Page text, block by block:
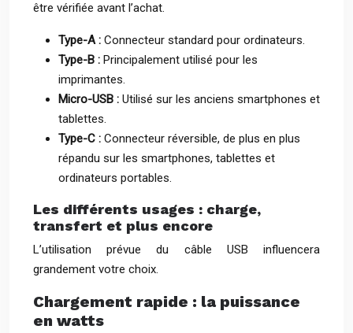
être vérifiée avant l’achat.
Type-A : Connecteur standard pour ordinateurs.
Type-B : Principalement utilisé pour les
imprimantes.
Micro-USB : Utilisé sur les anciens smartphones et
tablettes.
Type-C : Connecteur réversible, de plus en plus
répandu sur les smartphones, tablettes et
ordinateurs portables.
Les différents usages : charge,
transfert et plus encore
L’utilisation prévue du câble USB influencera
grandement votre choix.
Chargement rapide : la puissance
en watts